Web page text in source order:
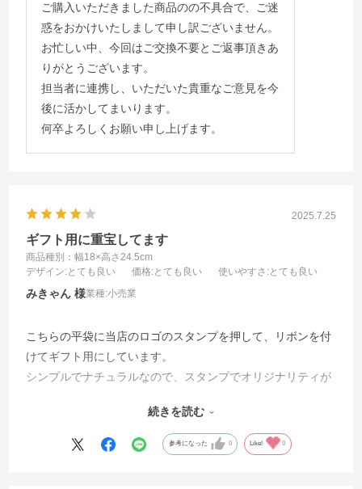
ご購入いただきました商品のの不具合で、ご迷
惑をおかけいたしまして申し訳ございません。
お忙しい中、今回はご交換不要とご返事頂きあ
りがとうございます。
担当者に連携し、いただいた貴重なご意見を今
後に活かしてまいります。
何卒よろしくお願い申し上げます。
2025.7.25
ギフト用に重宝してます
商品種別：幅18×高さ24.5cm
デザイン:とても良い 価格:とても良い 使いやすさ :とても良い
みきゃん 業種:小売業
こちらの平袋に当店のロゴのスタンプを押して、リボンを付
けてギフト用にしています。
シンプルでナチュラルなので、スタンプでオリジナリティが
かっています。欲を言えば未晒しではなく、もう少し明るい
クリーム色のナチュラルカラーが復活したら有難いです。
続きを読む
参考になった 0 Like! 0